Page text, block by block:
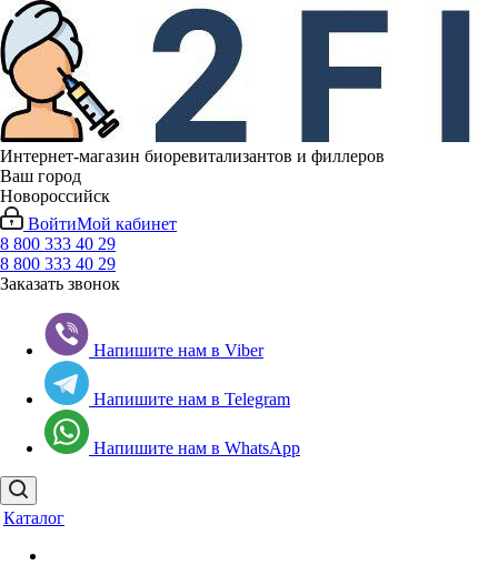
Интернет-магазин биоревитализантов и филлеров
Ваш город
Новороссийск
ВойтиМой кабинет
8 800 333 40 29
8 800 333 40 29
Заказать звонок
Напишите нам в Viber
Напишите нам в Telegram
Напишите нам в WhatsApp
Каталог